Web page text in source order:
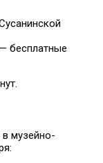
бесплатные
музейно-